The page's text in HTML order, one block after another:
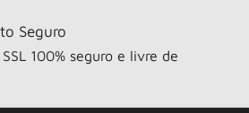
Seguro
100% seguro e livre de